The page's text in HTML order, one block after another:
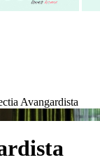
Avangardista